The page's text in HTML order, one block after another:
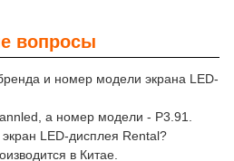
вопросы
и номер модели экрана LED-
а номер модели - P3.91.
LED-дисплея Rental?
в Китае.